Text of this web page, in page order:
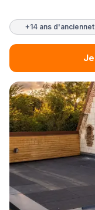
+14 ans